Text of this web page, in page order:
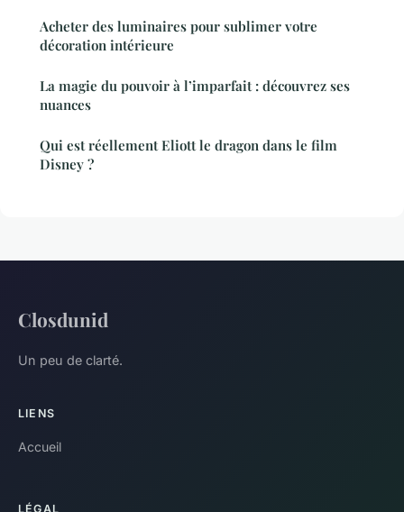
Acheter des luminaires pour sublimer votre
décoration intérieure
La magie du pouvoir à l’imparfait : découvrez ses
nuances
Qui est réellement Eliott le dragon dans le film
Disney ?
Closdunid
Un peu de clarté.
LIENS
Accueil
LÉGAL